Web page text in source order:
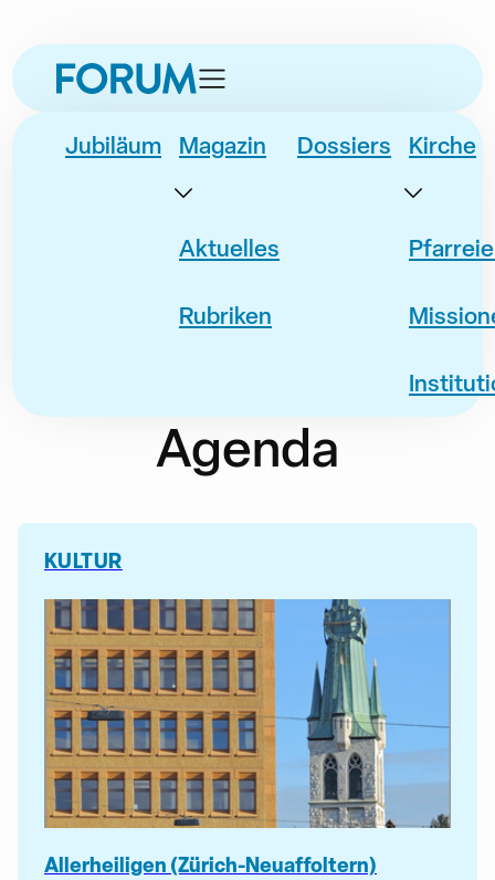
Navigation
springen
Inhalt
springen
Fusszeile
springen
Jubiläum Magazin
Aktuelles
Rubriken
Dossiers Kirche
Agenda
KULTUR
Allerheiligen (Zürich-Neuaffoltern)